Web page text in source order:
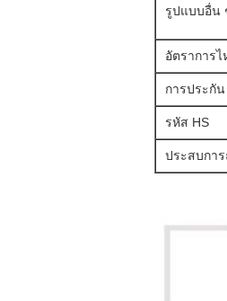
รูปแบบอื่น
อัตราการ
การประกัน
รหัส HS
ประสบกา